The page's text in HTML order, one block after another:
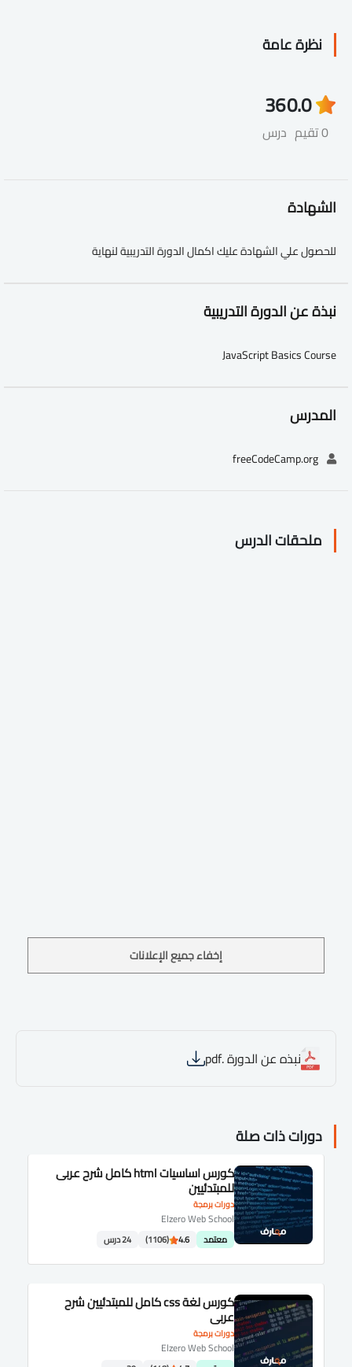
نظرة عامة
0.0
0 تقيم
36
درس
الشهادة
للحصول علي الشهادة عليك اكمال الدورة التدريبية لنهاية
نبذة عن الدورة التدريبية
JavaScript Basics Course
المدرس
ملحقات الدرس
إخفاء جميع الإعلانات
نبذه عن الدورة .pdf
دورات ذات صلة
دورات برمجة
كورس اساسيات html كامل شرح عربى
للمبتدئيين
Elzero Web School
معتمد 4.6
(1106) 24 درس
دورات برمجة
كورس لغة css كامل للمبتدئيين شرح
عربى
Elzero Web School